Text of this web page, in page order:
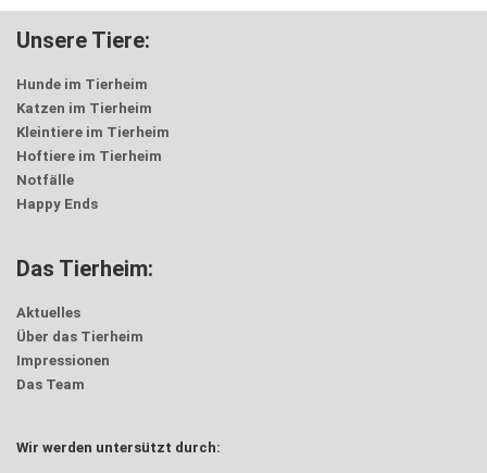
Unsere Tiere:
Hunde im Tierheim
Katzen im Tierheim
Kleintiere im Tierheim
Hoftiere im Tierheim
Notfälle
Happy Ends
Das Tierheim:
Aktuelles
Über das Tierheim
Impressionen
Das Team
Wir werden untersützt durch: